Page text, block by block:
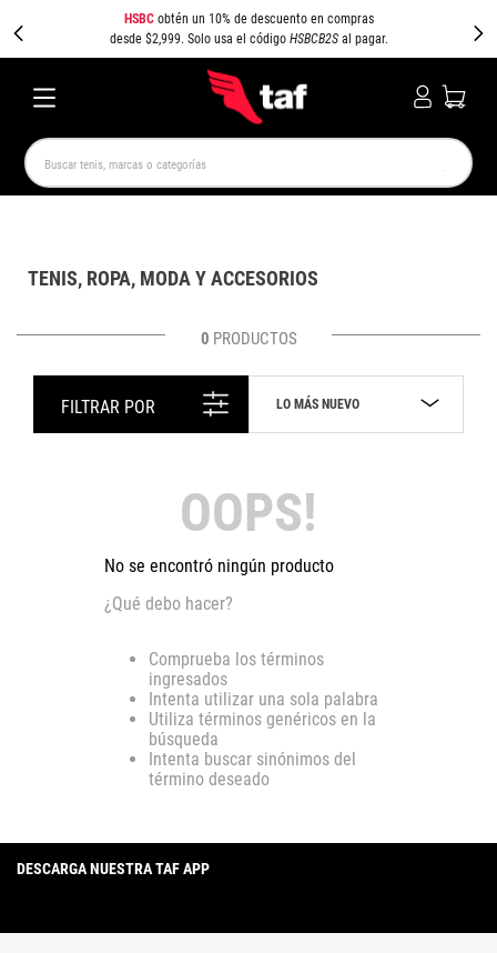
HSBCobtén un 10% de descuento en compras
desde $2,999. Solo usa el código HSBCB2Sal pagar.
Buscar tenis, marcas o categorías
TENIS, ROPA, MODA Y ACCESORIOS
0 PRODUCTOS
FILTRAR POR LO MÁS NUEVO
OOPS!
No se encontró ningún producto
¿Qué debo hacer?
Comprueba los términos
ingresados
Intenta utilizar una sola palabra
Utiliza términos genéricos en la
búsqueda
Intenta buscar sinónimos del
término deseado
DESCARGA NUESTRA TAF APP
SPEEDCAT SPEZIAL JORDAN 1